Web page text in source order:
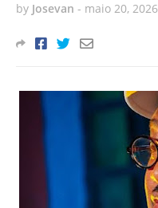
by Josevan - maio 20, 2026